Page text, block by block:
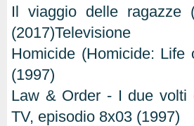
Il viaggio delle ragazze
(2017)Televisione
Homicide (Homicide: Life
(1997)
Law & Order - I due volti
TV, episodio 8x03 (1997)